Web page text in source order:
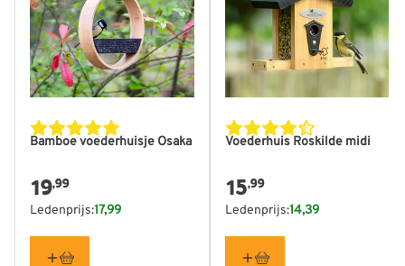
Bamboe voederhuisje Osaka
19,99
Ledenprijs:17,99
Voederhuis Roskilde midi
15,99
Ledenprijs:14,39